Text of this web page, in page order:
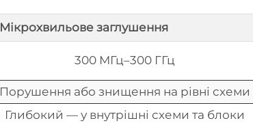
Мікрохвильове заглушення
300 МГц–300 ГГц
Порушення або знищення на рівні схеми
Глибокий — у внутрішні схеми та блоки